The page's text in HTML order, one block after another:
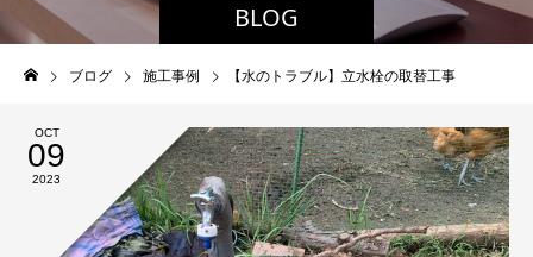
BLOG
ブログ 施工事例 【水のトラブル】立水栓の取替工事
OCT
09
2023